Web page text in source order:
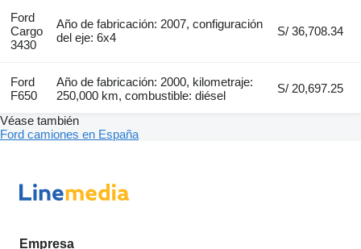
Ford
Cargo
3430
Año de fabricación: 2007, configuración
del eje: 6x4
S/ 36,708.34
Ford
F650
Año de fabricación: 2000, kilometraje:
250,000 km, combustible: diésel
S/ 20,697.25
Véase también
Ford camiones en España
Empresa